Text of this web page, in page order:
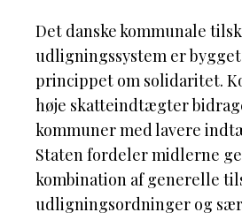
Det danske kommunale
udligningssystem er
princippet om solidaritet.
høje skatteindtægter
kommuner med lavere
Staten fordeler midlerne
kombination af generelle
udligningsordninger og